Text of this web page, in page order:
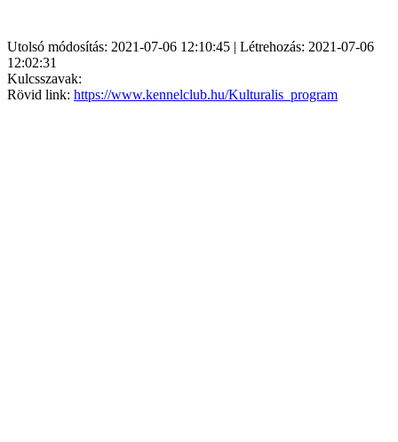
Utolsó módosítás: 2021-07-06 12:10:45 | Létrehozás: 2021-07-06
12:02:31
Kulcsszavak:
Rövid link: https://www.kennelclub.hu/Kulturalis_program